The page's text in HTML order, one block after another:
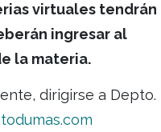
de adeudar finales
sí.
que en el caso
de examen, no